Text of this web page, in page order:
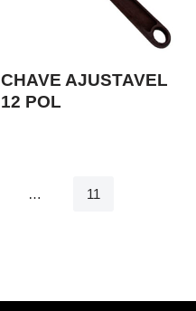
CHAVE AJUSTAVEL
12 POL
… 11